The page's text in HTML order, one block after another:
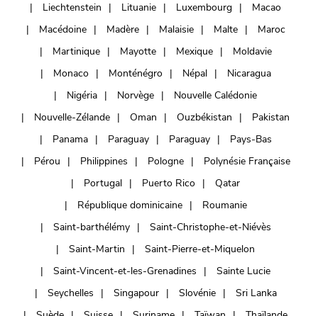
Liechtenstein
Lituanie Luxembourg
Macao
Macédoine
Madère Malaisie Malte
Maroc
Martinique
Mayotte Mexique
Moldavie
Monaco
Monténégro Népal
Nicaragua
Nigéria
Norvège
Nouvelle Calédonie
Nouvelle-Zélande
Oman Ouzbékistan
Pakistan
Panama
Paraguay Paraguay
Pays-Bas
Pérou
Philippines Pologne
Polynésie Française
Portugal
Puerto Rico
Qatar
République dominicaine
Roumanie
Saint-barthélémy
Saint-Christophe-et-Niévès
Saint-Martin
Saint-Pierre-et-Miquelon
Saint-Vincent-et-les-Grenadines
Sainte Lucie
Seychelles
Singapour Slovénie
Sri Lanka